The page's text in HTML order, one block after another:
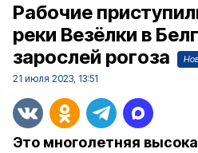
Рабочие
реки Везёлки в
зарослей рогоза
21 июля 2023, 13:51
Это многолетняя